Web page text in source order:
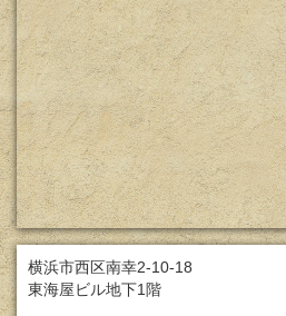
横浜市西区南幸2-10-18
東海屋ビル地下1階